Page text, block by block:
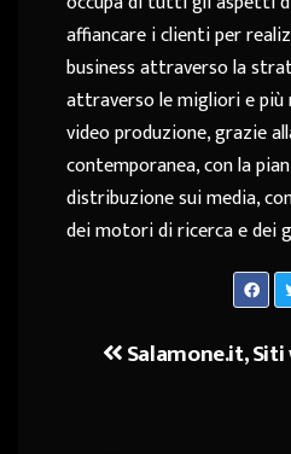
affiancare i clienti per
business attraverso la
attraverso le migliori e più
video produzione, grazie
contemporanea, con la
distribuzione sui media,
dei motori di ricerca e dei
Navigazione
Salamone.it, Siti